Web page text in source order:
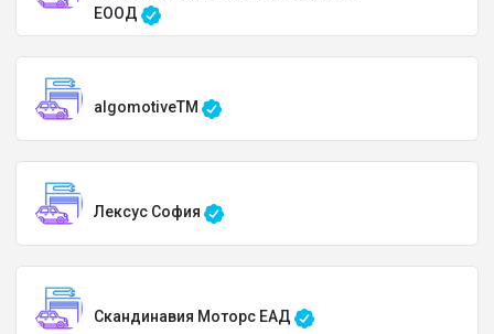
ЕООД
algomotiveTM
Лексус София
Скандинавия Моторс ЕАД